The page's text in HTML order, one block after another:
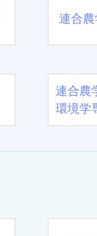
連合
連合農
環境学